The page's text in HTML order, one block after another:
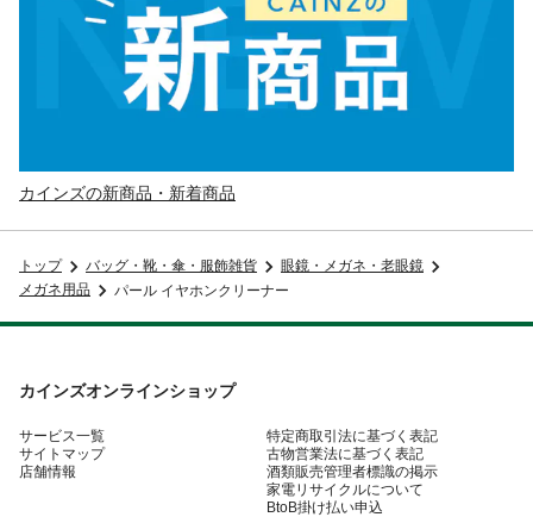
カインズの新商品・新着商品
トップ バッグ・靴・傘・服飾雑貨
眼鏡・メガネ・老眼鏡
メガネ用品
パール イヤホンクリーナー
カインズオンラインショップ
サービス一覧
サイトマップ
店舗情報
特定商取引法に基づく表記
古物営業法に基づく表記
酒類販売管理者標識の掲示
家電リサイクルについて
BtoB掛け払い申込